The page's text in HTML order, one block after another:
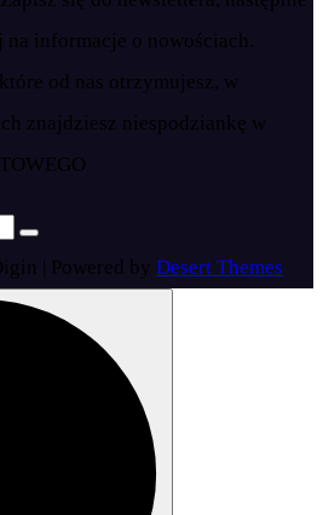
informacje o nowościach.
od nas otrzymujesz, w
znajdziesz niespodziankę w
| Powered by Desert Themes